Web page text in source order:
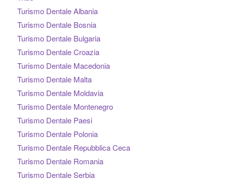
Turismo Dentale Albania
Turismo Dentale Bosnia
Turismo Dentale Bulgaria
Turismo Dentale Croazia
Turismo Dentale Macedonia
Turismo Dentale Malta
Turismo Dentale Moldavia
Turismo Dentale Montenegro
Turismo Dentale Paesi
Turismo Dentale Polonia
Turismo Dentale Repubblica Ceca
Turismo Dentale Romania
Turismo Dentale Serbia